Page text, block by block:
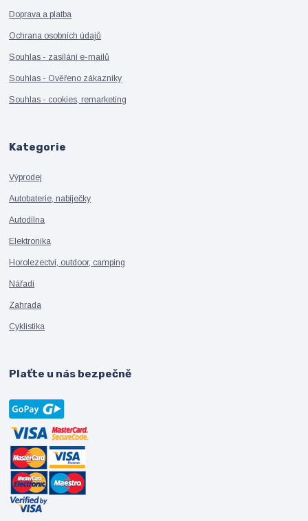
Doprava a platba
Ochrana osobních údajů
Souhlas - zasílání e-mailů
Souhlas - Ověřeno zákazníky
Souhlas - cookies, remarketing
Kategorie
Výprodej
Autobaterie, nabíječky
Autodílna
Elektronika
Horolezectví, outdoor, camping
Nářadí
Zahrada
Cyklistika
Plaťte u nás bezpečně